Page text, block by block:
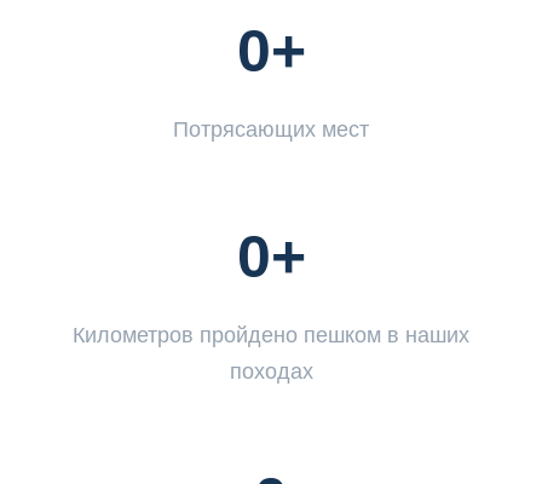
0+
Потрясающих мест
0+
Километров пройдено пешком в наших
походах